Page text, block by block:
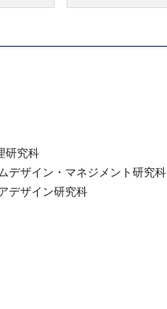
研究科
デザイン・マネジメント研究科
デザイン研究科